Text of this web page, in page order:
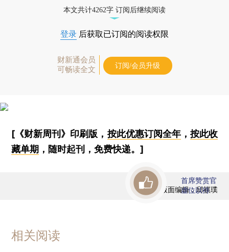
本文共计4262字 订阅后继续阅读
登录 后获取已订阅的阅读权限
财新通会员
可畅读全文
订阅/会员升级
[《财新周刊》印刷版， 按此优惠订阅全年， 按此收
藏单期 ，随时起刊，免费快递。]
版面编辑：邱祺璞
首席赞赏官
虚位以待
相关阅读